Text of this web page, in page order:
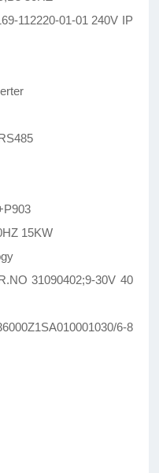
112220-01-01 240V IP
15KW
31090402;9-30V 40
6-8